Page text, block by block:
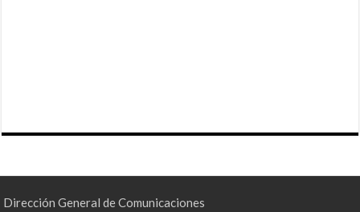
Dirección General de Comunicaciones